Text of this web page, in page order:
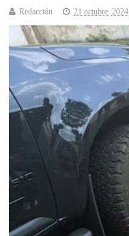
Redacción 21 octubre, 2024